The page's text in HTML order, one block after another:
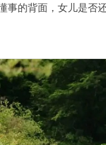
事的背面，女儿是否